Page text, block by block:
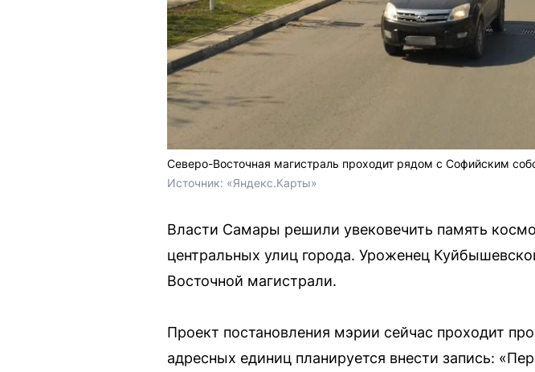
Северо-Восточная магистраль проходит рядом с Софийским
Источник: «Яндекс.Карты»
Власти Самары решили увековечить память
центральных улиц города. Уроженец
Восточной магистрали.
Проект постановления мэрии сейчас проходит
адресных единиц планируется внести запись: